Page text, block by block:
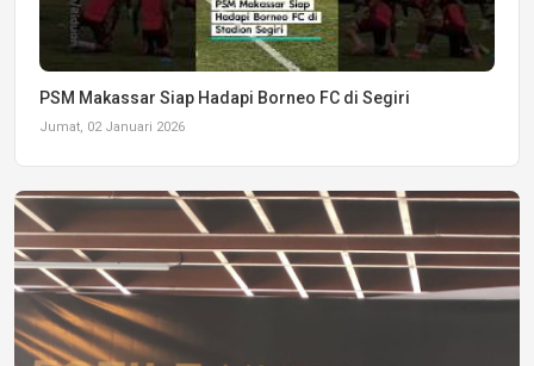
PSM Makassar Siap Hadapi Borneo FC di Segiri
Jumat, 02 Januari 2026